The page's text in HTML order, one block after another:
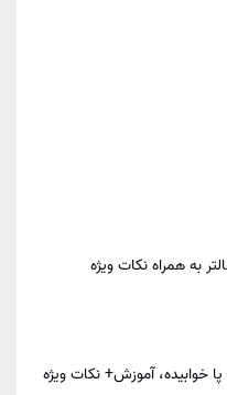
نکات ویژه
آموزش+ نکات ویژه